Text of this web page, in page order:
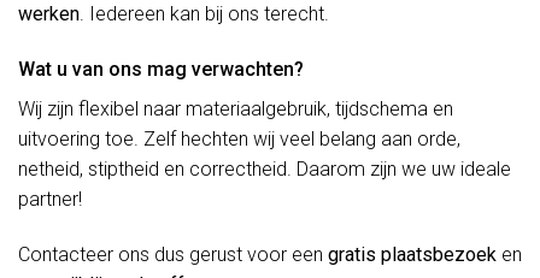
werken. Iedereen kan bij ons terecht.
Wat u van ons mag verwachten?
Wij zijn flexibel naar materiaalgebruik, tijdschema en
uitvoering toe. Zelf hechten wij veel belang aan orde,
netheid, stiptheid en correctheid. Daarom zijn we uw ideale
partner!
Contacteer ons dus gerust voor een gratis plaatsbezoek en